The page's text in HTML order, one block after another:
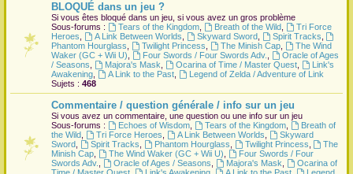
BLOQUÉ dans un jeu ?
Si vous êtes bloqué dans un jeu, si vous avez un gros problème
Sous-forums :
Tears of the Kingdom, Breath of the Wild,
Tri Force
Heroes
A Link Between Worlds Skyward Sword, Spirit Tracks
Phantom Hourglass
Twilight Princess The Minish Cap,
The Wind
Waker (GC + Wii U)
Four Swords / Four Swords Adv.
Oracle of Ages
/ Seasons
Majora's Mask Ocarina of Time / Master Quest,
Link's
Awakening
A Link to the Past,
Legend of Zelda / Adventure of Link
Sujets : 468
Commentaire / question générale / info sur un jeu
Si vous avez un commentaire, une question ou une info sur un jeu
Sous-forums :
Echoes of Wisdom, Tears of the Kingdom,
Breath of
the Wild
Tri Force Heroes A Link Between Worlds
Skyward
Sword
Spirit Tracks Phantom Hourglass Twilight Princess
The
Minish Cap
The Wind Waker (GC + Wii U)
Four Swords / Four
Swords Adv.
Oracle of Ages / Seasons Majora's Mask
Ocarina of